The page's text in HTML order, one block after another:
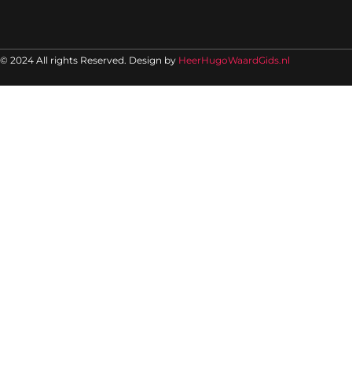
© 2024 All rights Reserved. Design by HeerHugoWaardGids.nl